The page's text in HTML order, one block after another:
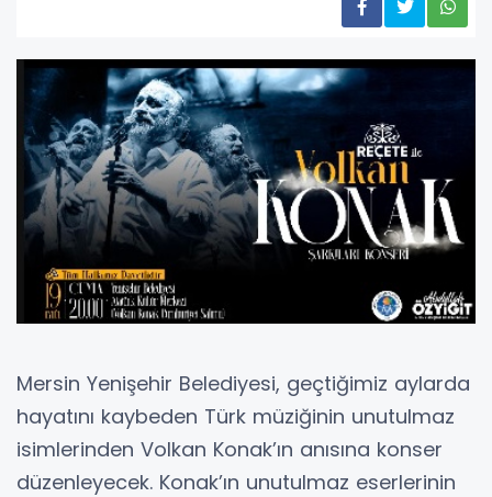
Mersin Yenişehir Belediyesi, geçtiğimiz aylarda
hayatını kaybeden Türk müziğinin unutulmaz
isimlerinden Volkan Konak’ın anısına konser
düzenleyecek. Konak’ın unutulmaz eserlerinin